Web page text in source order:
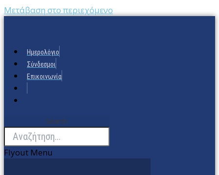
Μετάβαση στο περιεχόμενο
Ημερολόγιο
Σύνδεσμοι
Επικοινωνία
Search
Flyout Menu